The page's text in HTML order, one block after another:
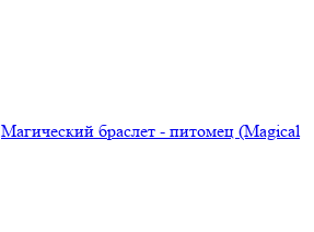
Магический браслет - питомец (Magical